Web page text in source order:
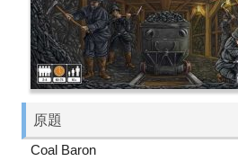
原題
Coal Baron